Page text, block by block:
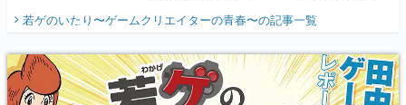
開く。業界の快男児・松山 洋に流れる血は
『少年ジャンプ』色だった【若ゲのいた
り】
若ゲのいたり〜ゲームクリエイターの青春〜の記事一覧